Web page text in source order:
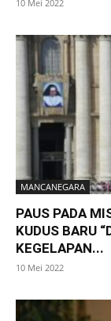
10 Mei 2022
MANCANEGARA
PAUS PADA
KUDUS BARU
KEGELAPAN...
10 Mei 2022